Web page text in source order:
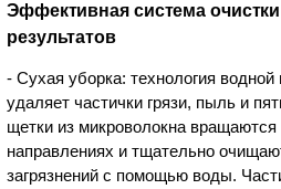
Эффективная система
результатов
- Сухая уборка: технология
удаляет частички грязи, пыль и
щетки из микроволокна
направлениях и тщательно
загрязнений с помощью воды.